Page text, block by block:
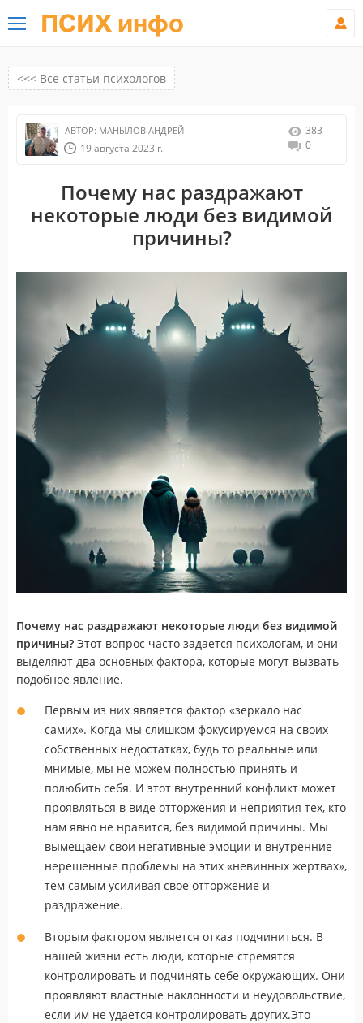
ПСИХ инфо
<<< Все статьи психологов
АВТОР: МАНЫЛОВ АНДРЕЙ
19 августа 2023 г.
383
0
Почему нас раздражают
некоторые люди без видимой
причины?
Почему нас раздражают некоторые люди без видимой
причины? Этот вопрос часто задается психологам, и они
выделяют два основных фактора, которые могут вызвать
подобное явление.
Первым из них является фактор «зеркало нас
самих». Когда мы слишком фокусируемся на своих
собственных недостатках, будь то реальные или
мнимые, мы не можем полностью принять и
полюбить себя. И этот внутренний конфликт может
проявляться в виде отторжения и неприятия тех, кто
нам явно не нравится, без видимой причины. Мы
вымещаем свои негативные эмоции и внутренние
нерешенные проблемы на этих «невинных жертвах»,
тем самым усиливая свое отторжение и
раздражение.
Вторым фактором является отказ подчиниться. В
нашей жизни есть люди, которые стремятся
контролировать и подчинять себе окружающих. Они
проявляют властные наклонности и неудовольствие,
если им не удается контролировать других.Это